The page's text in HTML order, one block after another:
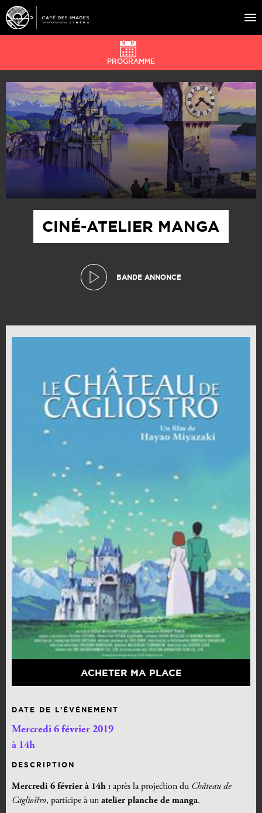
À L’AFFICHE
ÉVÉNEMENTS
CAFÉ DU CINÉ
PRATIQUE
ÉDUCATION AUX IMAGES
PROGRAMME
CINÉ-ATELIER MANGA
BANDE ANNONCE
ACHETER MA PLACE
DATE DE L’ÉVÉNEMENT
Mercredi 6 février 2019
à 14h
DESCRIPTION
Mercredi 6 février à 14h : après la projection du Château de
Cagliostro, participe à un atelier planche de manga.